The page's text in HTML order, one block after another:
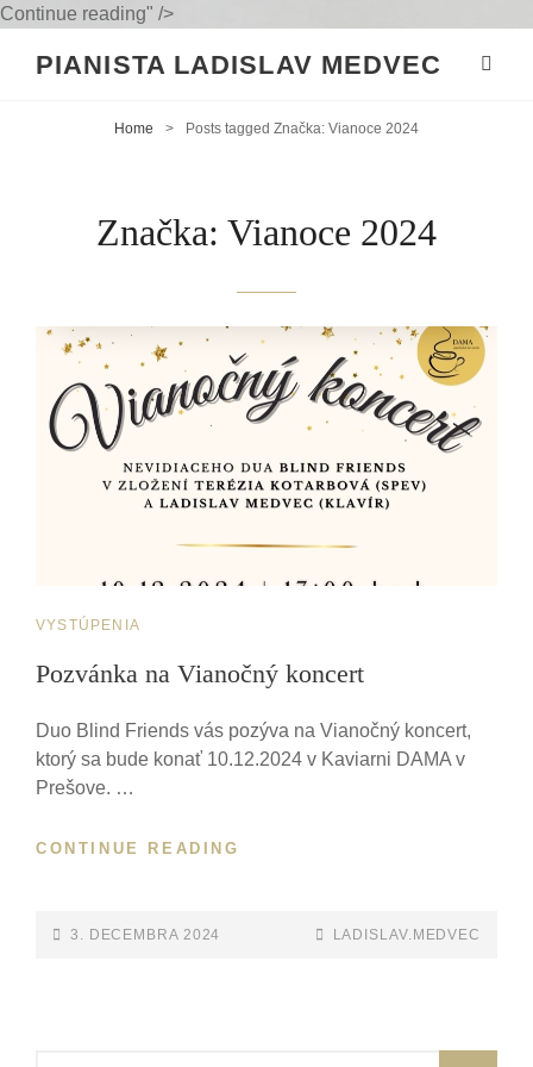
Continue readingPozvánka
Vianočný
" />
PIANISTA LADISLAV MEDVEC
Home > Posts tagged Značka: Vianoce 2024
Značka: Vianoce 2024
CAT
VYSTÚPENIA
Pozvánka na Vianočný koncert
Duo Blind Friends vás pozýva na Vianočný koncert,
ktorý sa bude konať 10.12.2024 v Kaviarni DAMA v
Prešove. …
CONTINUE READING
KONCERT
POSTED-
3. DECEMBRA 2024
BY
BYLINE
LADISLAV.MEDVEC